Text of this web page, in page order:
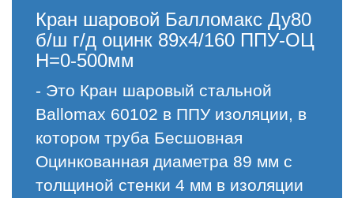
Кран шаровой Балломакс Ду80
б/ш г/д оцинк 89х4/160 ППУ-ОЦ
H=0-500мм
- Это Кран шаровый стальной
Ballomax 60102 в ППУ изоляции, в
котором труба Бесшовная
Оцинкованная диаметра 89 мм с
толщиной стенки 4 мм в изоляции